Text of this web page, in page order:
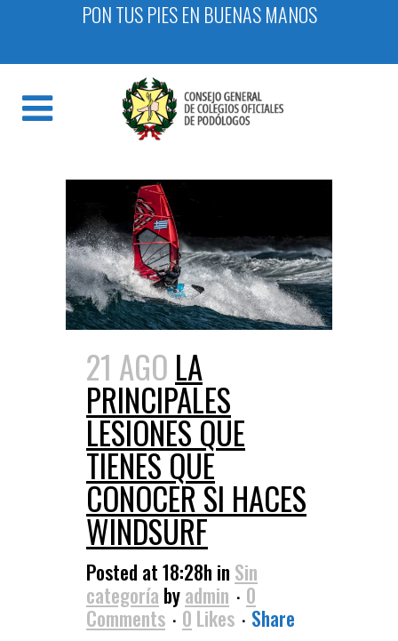
PON TUS PIES EN BUENAS MANOS
21 AGO LA
PRINCIPALES
LESIONES QUE
TIENES QUE
CONOCER SI HACES
WINDSURF
Posted at 18:28h in Sin
categoría byadmin
0
Comments
0 Likes
Share